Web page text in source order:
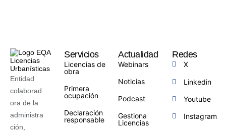
Entidad
colaborad
ora de la
administra
ción,
Servicios
Licencias de
obra
Primera
ocupación
Declaración
responsable
Actualidad
Webinars
Noticias
Podcast
Gestiona
Licencias
Redes
X
Linkedin
Youtube
Instagram